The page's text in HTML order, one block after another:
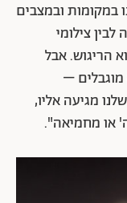
במקומות ובמצבים
צילומי
הריגוש. אבל
מוגבלים –
מגיעה אליו,
או מחמיאה".